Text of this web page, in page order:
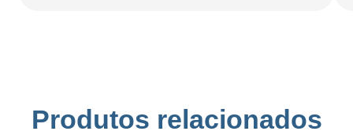
Produtos relacionados